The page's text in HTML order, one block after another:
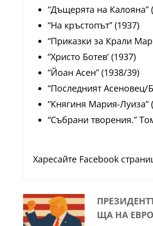
“Дъщерята на Калояна”
“На кръстопът” (1937)
“Приказки за Крали
“Христо Ботев’ (1937)
“Йоан Асен” (1938/39)
“Последният Асеновец/
“Княгиня Мария-Луиза”
“Събрани творения.”
Харесайте Facebook
ЩА НА